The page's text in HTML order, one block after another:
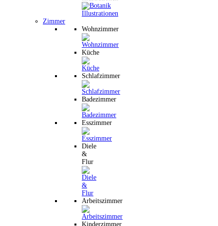
Zimmer
Wohnzimmer
Küche
Schlafzimmer
Badezimmer
Esszimmer
Diele
&
Flur
Arbeitszimmer
Kinderzimmer